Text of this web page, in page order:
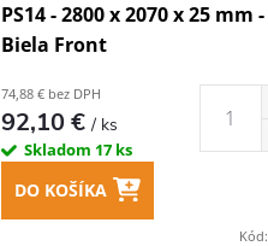
PS14 - 2800 x 2070 x 25 mm -
Biela Front
74,88 € bez DPH
92,10 €/ ks
Skladom 17 ks
DO KOŠÍKA
Kód: